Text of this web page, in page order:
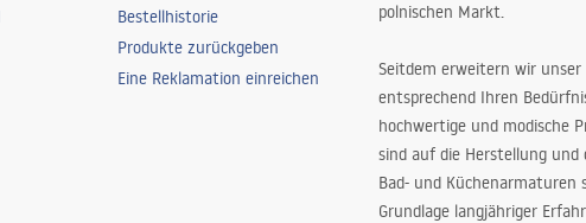
Bestellhistorie
Produkte zurückgeben
Eine Reklamation einreichen
polnischen Markt.
Seitdem erweitern wir unser
entsprechend Ihren
hochwertige und modische
sind auf die Herstellung
Bad- und Küchenarmaturen
Grundlage langjähriger